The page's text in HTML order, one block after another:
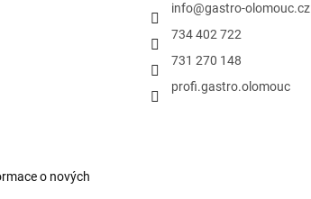
info@gastro-olomouc.cz
734 402 722
731 270 148
profi.gastro.olomouc
o nových